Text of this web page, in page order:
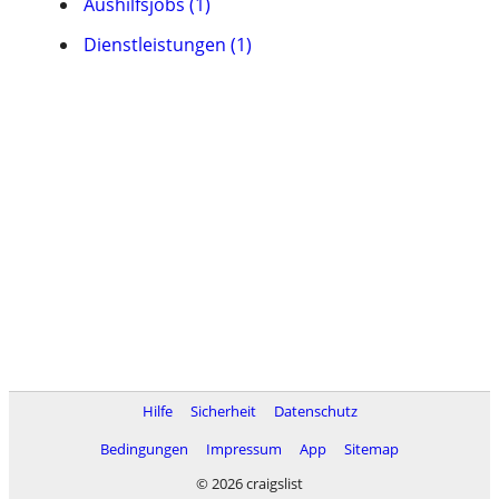
Dienstleistungen (1)
Hilfe Sicherheit
Datenschutz
Bedingungen
Impressum App
Sitemap
© 2026 craigslist